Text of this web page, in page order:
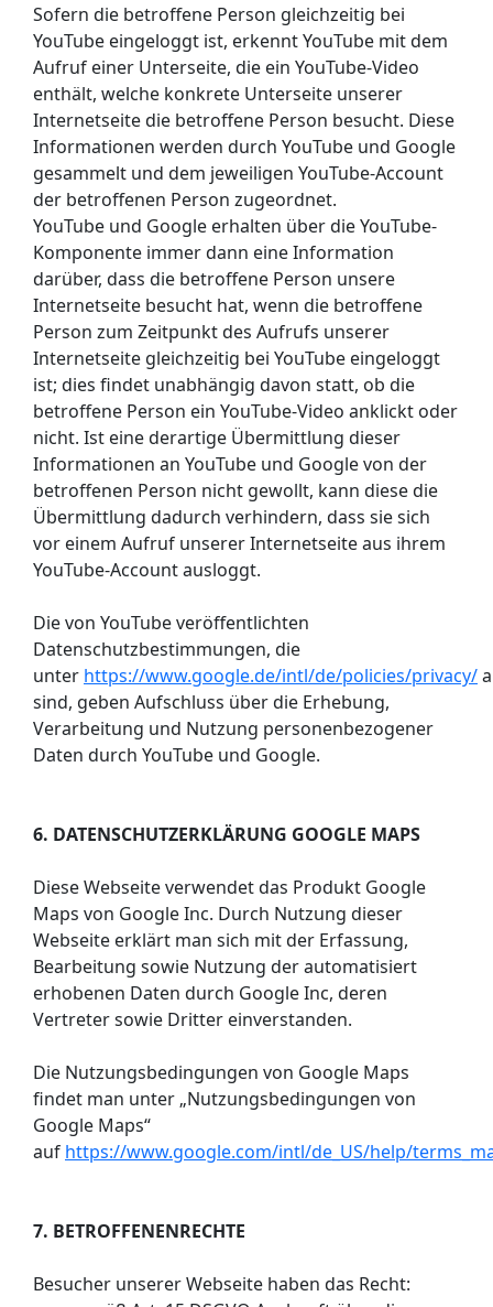
Sofern die betroffene Person gleichzeitig bei
YouTube eingeloggt ist, erkennt YouTube mit dem
Aufruf einer Unterseite, die ein YouTube-Video
enthält, welche konkrete Unterseite unserer
Internetseite die betroffene Person besucht. Diese
Informationen werden durch YouTube und Google
gesammelt und dem jeweiligen YouTube-Account
der betroffenen Person zugeordnet.
YouTube und Google erhalten über die YouTube-
Komponente immer dann eine Information
darüber, dass die betroffene Person unsere
Internetseite besucht hat, wenn die betroffene
Person zum Zeitpunkt des Aufrufs unserer
Internetseite gleichzeitig bei YouTube eingeloggt
ist; dies findet unabhängig davon statt, ob die
betroffene Person ein YouTube-Video anklickt oder
nicht. Ist eine derartige Übermittlung dieser
Informationen an YouTube und Google von der
betroffenen Person nicht gewollt, kann diese die
Übermittlung dadurch verhindern, dass sie sich
vor einem Aufruf unserer Internetseite aus ihrem
YouTube-Account ausloggt.
Die von YouTube veröffentlichten
Datenschutzbestimmungen, die
unter https://www.google.de/intl/de/policies/privacy/
sind, geben Aufschluss über die Erhebung,
Verarbeitung und Nutzung personenbezogener
Daten durch YouTube und Google.
6. DATENSCHUTZERKLÄRUNG GOOGLE MAPS
Diese Webseite verwendet das Produkt Google
Maps von Google Inc. Durch Nutzung dieser
Webseite erklärt man sich mit der Erfassung,
Bearbeitung sowie Nutzung der automatisiert
erhobenen Daten durch Google Inc, deren
Vertreter sowie Dritter einverstanden.
Die Nutzungsbedingungen von Google Maps
findet man unter „Nutzungsbedingungen von
Google Maps“
auf https://www.google.com/intl/de_US/help/
7. BETROFFENENRECHTE
Besucher unserer Webseite haben das Recht: